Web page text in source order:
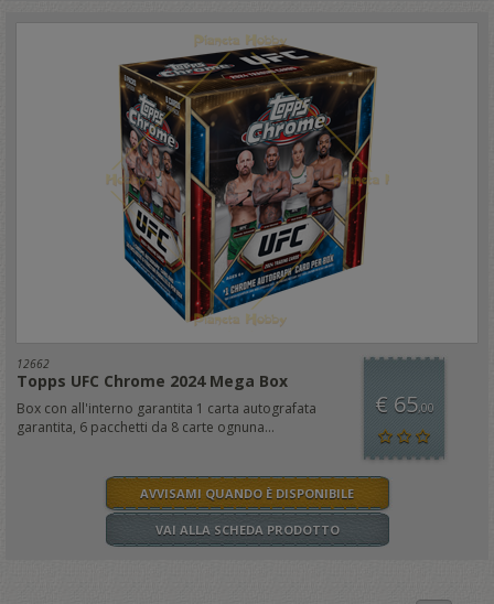
12662
Topps UFC Chrome 2024 Mega Box
Box con all'interno garantita 1 carta autografata
garantita, 6 pacchetti da 8 carte ognuna...
€ 65,00
AVVISAMI QUANDO È DISPONIBILE
VAI ALLA SCHEDA PRODOTTO